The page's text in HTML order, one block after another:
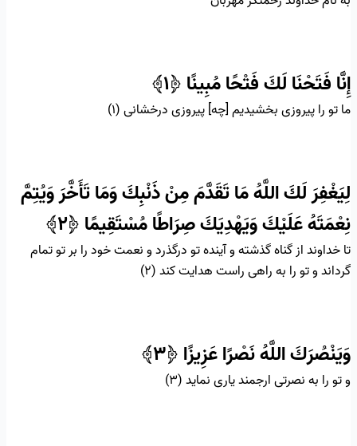
إِنَّا فَتَحْنَا لَكَ فَتْحًا مُبِينًا ﴿۱﴾
ما تو را پيروزى بخشيديم [چه] پيروزى درخشانى (۱)
لِيَغْفِرَ لَكَ اللَّهُ مَا تَقَدَّمَ مِنْ ذَنْبِكَ وَمَا تَأَخَّرَ وَيُتِمَّ
نِعْمَتَهُ عَلَيْكَ وَيَهْدِيَكَ صِرَاطًا مُسْتَقِيمًا ﴿۲﴾
تا خداوند از گناه گذشته و آينده تو درگذرد و نعمت‏ خود را بر تو تمام
گرداند و تو را به راهى راست هدايت كند (۲)
وَيَنْصُرَكَ اللَّهُ نَصْرًا عَزِيزًا ﴿۳﴾
و تو را به نصرتى ارجمند يارى نمايد (۳)